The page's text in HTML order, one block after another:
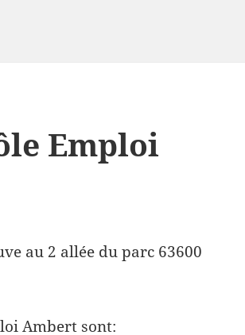
Emploi
au 2 allée du parc 63600
Ambert sont: